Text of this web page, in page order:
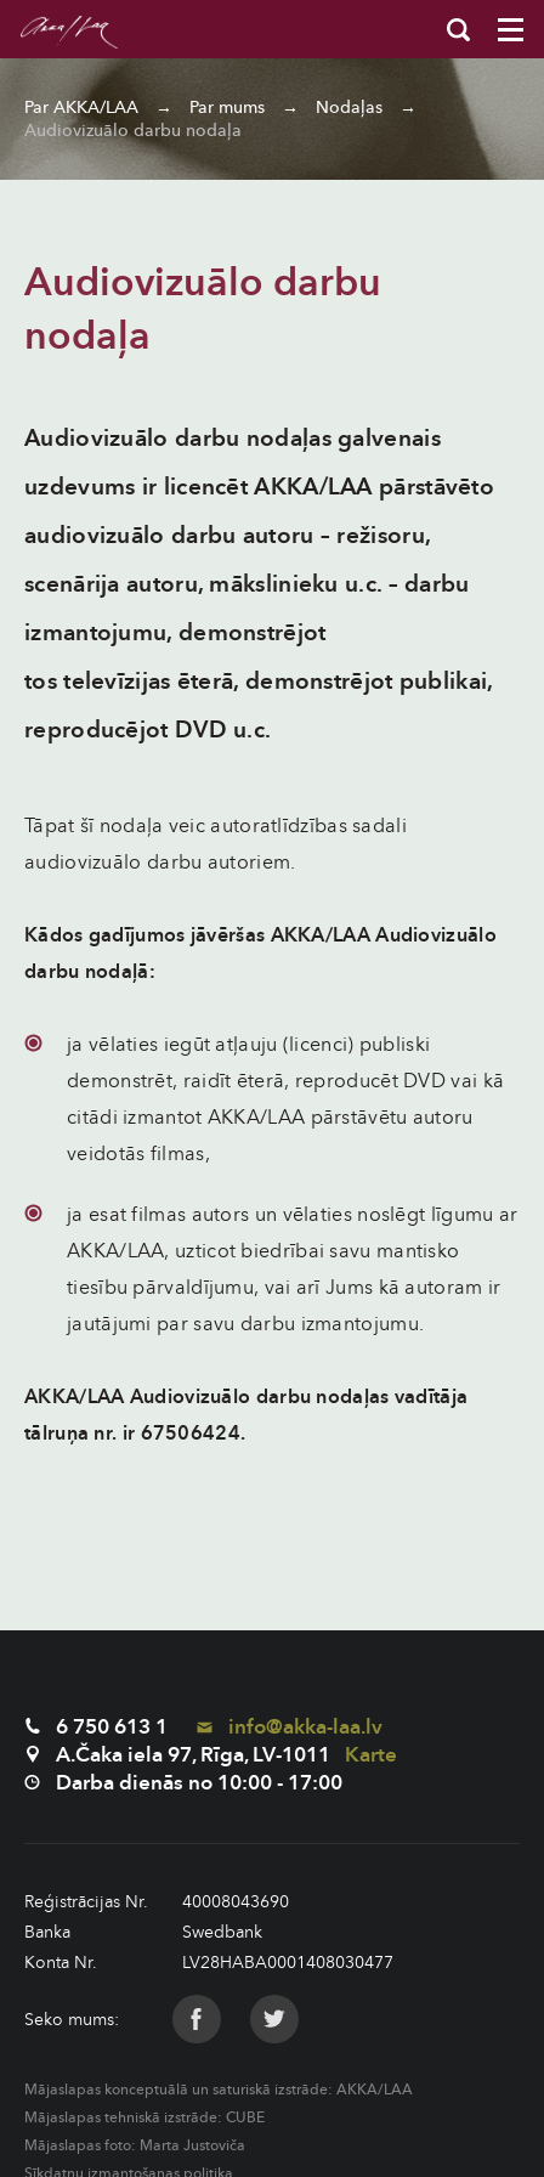
Par AKKA/LAA → Par mums → Nodaļas
→
Audiovizuālo darbu nodaļa
Audiovizuālo darbu
nodaļa
Audiovizuālo darbu nodaļas galvenais
uzdevums ir licencēt AKKA/LAA pārstāvēto
audiovizuālo darbu autoru – režisoru,
scenārija autoru, mākslinieku u.c. – darbu
izmantojumu, demonstrējot
tostelevīzijas ēterā, demonstrējot publikai,
reproducējot DVD u.c.
Tāpat šī nodaļa veic autoratlīdzības sadali
audiovizuālo darbu autoriem.
Kādos gadījumos jāvēršas AKKA/LAA Audiovizuālo
darbu nodaļā:
ja vēlaties iegūt atļauju (licenci) publiski
demonstrēt, raidīt ēterā, reproducēt DVD vai kā
citādi izmantot AKKA/LAA pārstāvētu autoru
veidotās filmas,
ja esat filmas autors un vēlaties noslēgt līgumu ar
AKKA/LAA, uzticot biedrībai savu mantisko
tiesību pārvaldījumu, vai arī Jums kā autoram ir
jautājumi par savu darbu izmantojumu.
AKKA/LAA Audiovizuālo darbu nodaļas vadītāja
tālruņa nr. ir 67506424.
6 750 613 1
info@akka-laa.lv
A.Čaka iela 97, Rīga, LV-1011
Karte
Darba dienās no 10:00 - 17:00
Reģistrācijas Nr.
40008043690
Banka
Swedbank
Konta Nr.
LV28HABA0001408030477
Seko mums:
Mājaslapas konceptuālā un saturiskā izstrāde: AKKA/LAA
Mājaslapas tehniskā izstrāde: CUBE
Mājaslapas foto: Marta Justoviča